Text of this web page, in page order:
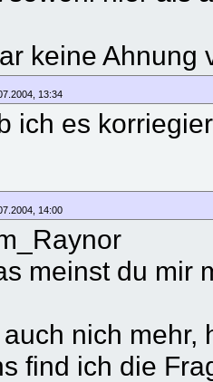
keine Ahnung
13:34
ich es
14:00
meinst du mir
nich mehr,
find ich die